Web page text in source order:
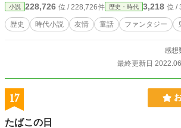
小説 228,726 位 / 228,726件 歴史・時代 3,218 位 /
歴史 時代小説 友情 童話 ファンタジー
感想
最終更新日
17
たばこの日